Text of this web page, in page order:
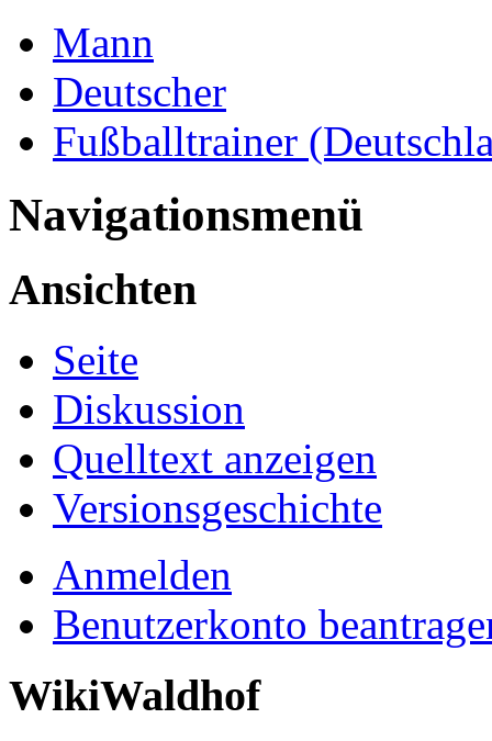
Mann
Deutscher
Fußballtrainer
Navigationsmenü
Ansichten
Seite
Diskussion
Quelltext anzeigen
Versionsgeschichte
Anmelden
Benutzerkonto
WikiWaldhof